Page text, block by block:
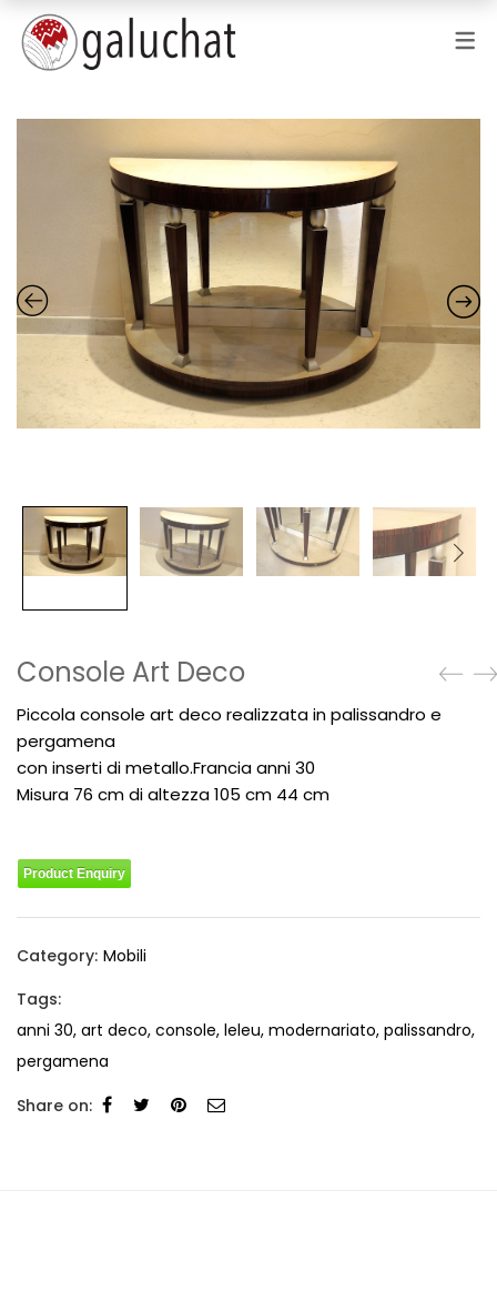
Console Art Deco
Piccola console art deco realizzata in palissandro e
pergamena
con inserti di metallo.Francia anni 30
Misura 76 cm di altezza 105 cm 44 cm
Product Enquiry
Category: Mobili
Tags:
anni 30, art deco, console, leleu, modernariato, palissandro,
pergamena
Share on: